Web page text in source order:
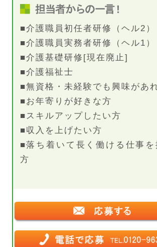
■介護職員初任者研修（ヘル2）
■介護職員実務者研修（ヘル1）
■介護基礎研修[現在廃止]
■介護福祉士
■無資格・未経験でも興味があ
■お年寄りが好きな方
■スキルアップしたい方
■収入を上げたい方
■落ち着いて長く働ける仕事を
方